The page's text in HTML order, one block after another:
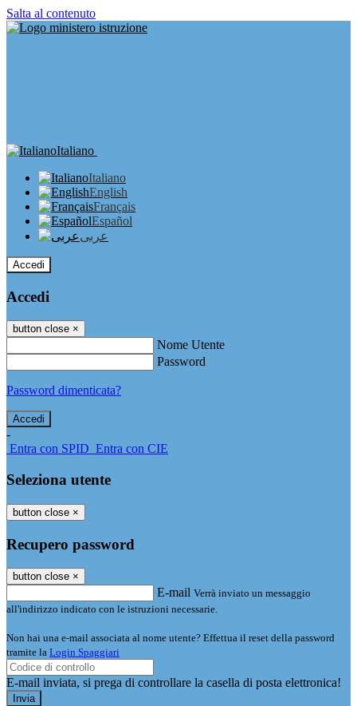
Salta al contenuto
Italiano
Italiano
English
Français
Español
عربى
Accedi
Accedi
button close ×
Nome Utente
Password
Password dimenticata?
-
Entra con SPID Entra con CIE
Seleziona utente
button close ×
Recupero password
button close ×
E-mail Verrà inviato un messaggio
all'indirizzo indicato con le istruzioni necessarie.
Non hai una e-mail associata al nome utente? Effettua il reset della password
tramite la Login Spaggiari
E-mail inviata, si prega di controllare la casella di posta elettronica!